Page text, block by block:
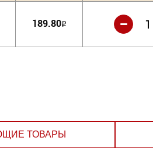
189.80Р -
ТОВАРЫ